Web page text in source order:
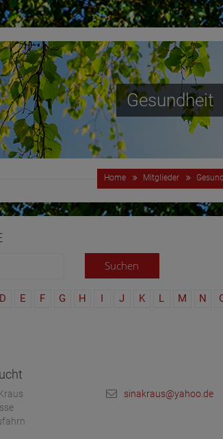
Gesundheit
Home Mitglieder
D E F G H I J K L M N
sinakraus@yahoo.de